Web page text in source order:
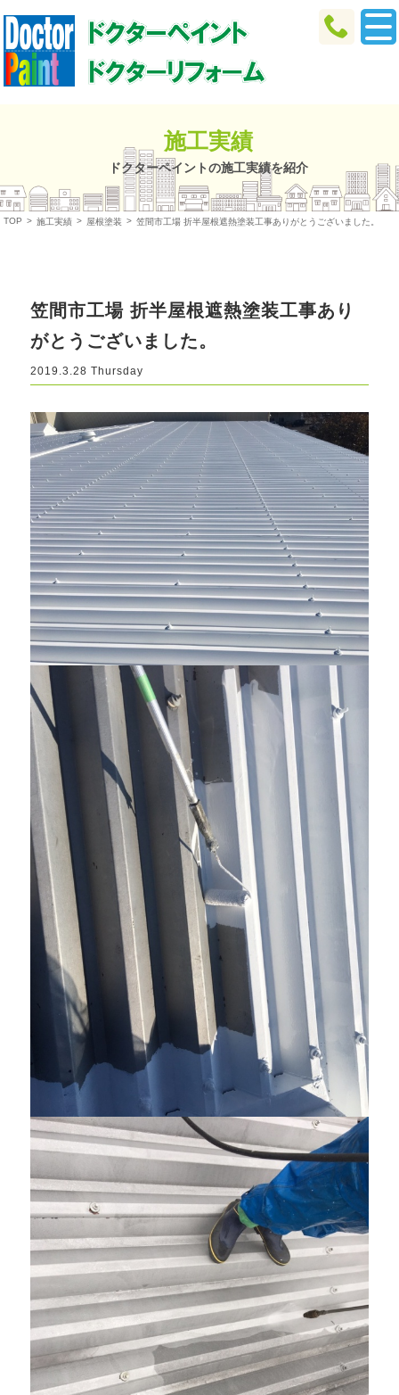
施工実績
ドクターペイントの施工実績を紹介
TOP > 施工実績 > 屋根塗装 > 笠間市工場 折半屋根遮熱塗装工事ありがとうございました。
笠間市工場 折半屋根遮熱塗装工事あり
がとうございました。
2019.3.28 Thursday